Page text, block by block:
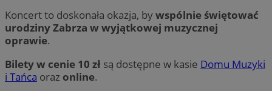
Koncert to doskonała okazja, bywspólnie świętować
urodziny Zabrza w wyjątkowej muzycznej
oprawie.
Bilety w cenie 10 zł są dostępne w kasie Domu Muzyki
i Tańca oraz online.